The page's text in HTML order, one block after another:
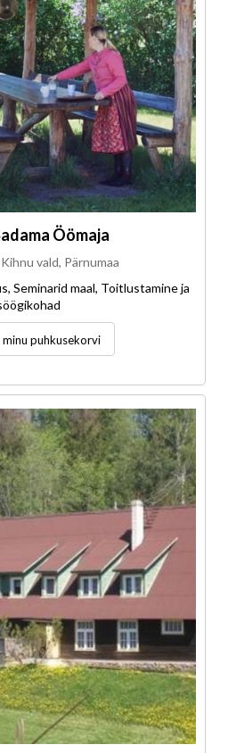
Öömaja
vald, Pärnumaa
Seminarid maal, Toitlustamine ja
minu puhkusekorvi